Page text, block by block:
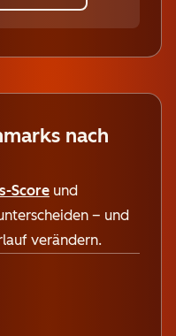
nach
Score und
– und
verändern.